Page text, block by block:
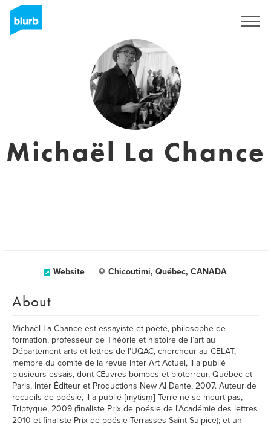
Michaël La Chance
Website Chicoutimi, Québec, CANADA
About
Michaël La Chance est essayiste et poète, philosophe de
formation, professeur de Théorie et histoire de l’art au
Département arts et lettres de l'UQAC, chercheur au CELAT,
membre du comité de la revue Inter Art Actuel, il a publié
plusieurs essais, dont Œuvres-bombes et bioterreur, Québec et
Paris, Inter Éditeur et Productions New Al Dante, 2007. Auteur de
recueils de poésie, il a publié [mytism̪] Terre ne se meurt pas,
Triptyque, 2009 (finaliste Prix de poésie de l'Académie des lettres
2010 et finaliste Prix de poésie Terrasses Saint-Sulpice); et un